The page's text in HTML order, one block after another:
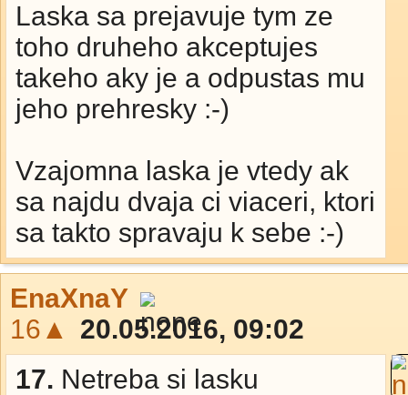
Laska sa prejavuje tym ze
toho druheho akceptujes
takeho aky je a odpustas mu
jeho prehresky :-)
Vzajomna laska je vtedy ak
sa najdu dvaja ci viaceri, ktori
sa takto spravaju k sebe :-)
EnaXnaY
16▲
20.05.2016, 09:02
17. Netreba si lasku